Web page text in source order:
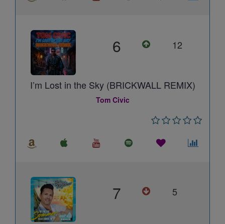
6 12
I’m Lost in the Sky (BRICKWALL REMIX)
Tom Civic
7 5